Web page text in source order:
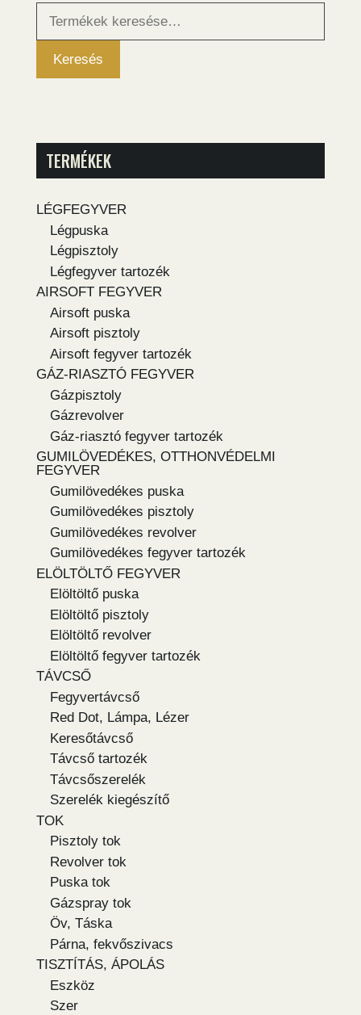
következőre:
Keresés
TERMÉKEK
LÉGFEGYVER
Légpuska
Légpisztoly
Légfegyver tartozék
AIRSOFT FEGYVER
Airsoft puska
Airsoft pisztoly
Airsoft fegyver tartozék
GÁZ-RIASZTÓ FEGYVER
Gázpisztoly
Gázrevolver
Gáz-riasztó fegyver tartozék
GUMILÖVEDÉKES, OTTHONVÉDELMI
FEGYVER
Gumilövedékes puska
Gumilövedékes pisztoly
Gumilövedékes revolver
Gumilövedékes fegyver tartozék
ELÖLTÖLTŐ FEGYVER
Elöltöltő puska
Elöltöltő pisztoly
Elöltöltő revolver
Elöltöltő fegyver tartozék
TÁVCSŐ
Fegyvertávcső
Red Dot, Lámpa, Lézer
Keresőtávcső
Távcső tartozék
Távcsőszerelék
Szerelék kiegészítő
TOK
Pisztoly tok
Revolver tok
Puska tok
Gázspray tok
Öv, Táska
Párna, fekvőszivacs
TISZTÍTÁS, ÁPOLÁS
Eszköz
Szer